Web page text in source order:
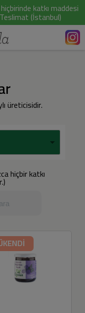
katkı maddesi
(İstanbul)
üreticisidir.
hiçbir katkı